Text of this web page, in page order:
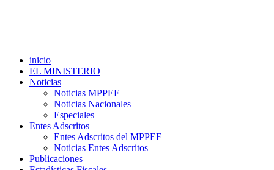
inicio
EL MINISTERIO
Noticias
Noticias MPPEF
Noticias Nacionales
Especiales
Entes Adscritos
Entes Adscritos del MPPEF
Noticias Entes Adscritos
Publicaciones